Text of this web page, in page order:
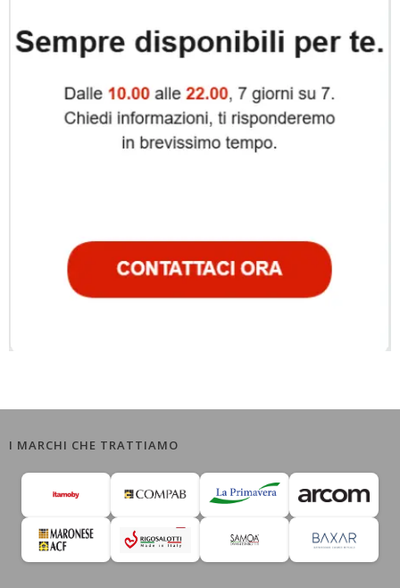
I MARCHI CHE TRATTIAMO